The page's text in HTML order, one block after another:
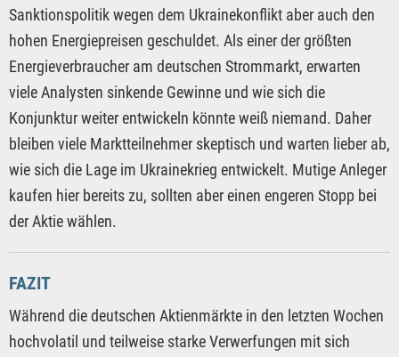
Sanktionspolitik wegen dem Ukrainekonflikt aber auch den
hohen Energiepreisen geschuldet. Als einer der größten
Energieverbraucher am deutschen Strommarkt, erwarten
viele Analysten sinkende Gewinne und wie sich die
Konjunktur weiter entwickeln könnte weiß niemand. Daher
bleiben viele Marktteilnehmer skeptisch und warten lieber ab,
wie sich die Lage im Ukrainekrieg entwickelt. Mutige Anleger
kaufen hier bereits zu, sollten aber einen engeren Stopp bei
der Aktie wählen.
FAZIT
Während die deutschen Aktienmärkte in den letzten Wochen
hochvolatil und teilweise starke Verwerfungen mit sich